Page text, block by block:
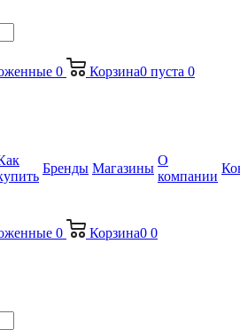
0 Корзина0 пуста 0
Бренды Магазины
О
компании
0 Корзина0 0